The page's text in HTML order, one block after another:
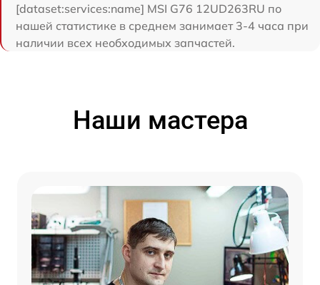
[dataset:services:name] MSI G76 12UD263RU по
нашей статистике в среднем занимает 3-4 часа при
наличии всех необходимых запчастей.
Наши мастера